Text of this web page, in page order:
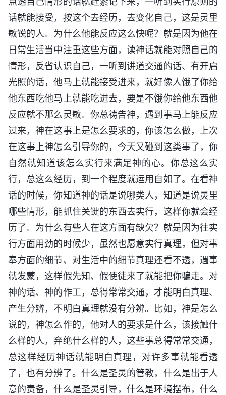
话就能接受，按这个去经历，去变化自己，这是灵里
敏锐的人。为什么他能反应这么快呢？就是因为他在
日常生活当中注重这些方面，读神话就能对照自己的
情形，反省认识自己，一听到讲道交通的话、有开启
光照的话，他马上就能接受进来，就好像人饿了你给
他东西吃他马上就能吃进去，要是不饿你给他东西他
反应就不那么灵敏。你总祷告神，遇到事马上能反应
过来，神在这事上是怎么要求的，你该怎么做，上次
在这事上神怎么引导你的，今天又碰到这类事了，你
自然就知道该怎么实行来满足神的心。你总这么实
行，总这么经历，到一个程度就运用自如了。在看神
话的时候，你知道神的话是说哪类人，知道是说灵里
哪些情形，能抓住关键的东西去实行，这样你就会经
历了。为什么有些人在这方面有缺欠？就是因为往实
行方面用劲的时候少，虽然也愿意实行真理，但对事
奉方面的细节、对生活中的细节真理还看不透，遇事
就发蒙，这样假先知、假使徒来了就能把你骗走。对
神的话、神的作工，总得常常交通，才能明白真理、
产生分辨，不明白真理就没有分辨。比如，神是怎么
说的，神怎么作的，他对人的要求是什么，该接触什
么样的人，弃绝什么样的人，这些事总得常常交通，
总这样经历神话就能明白真理，对许多事就能看透
了，也有分辨了。什么是圣灵的管教，什么是出于人
意的责备，什么是圣灵引导，什么是环境摆布，什么